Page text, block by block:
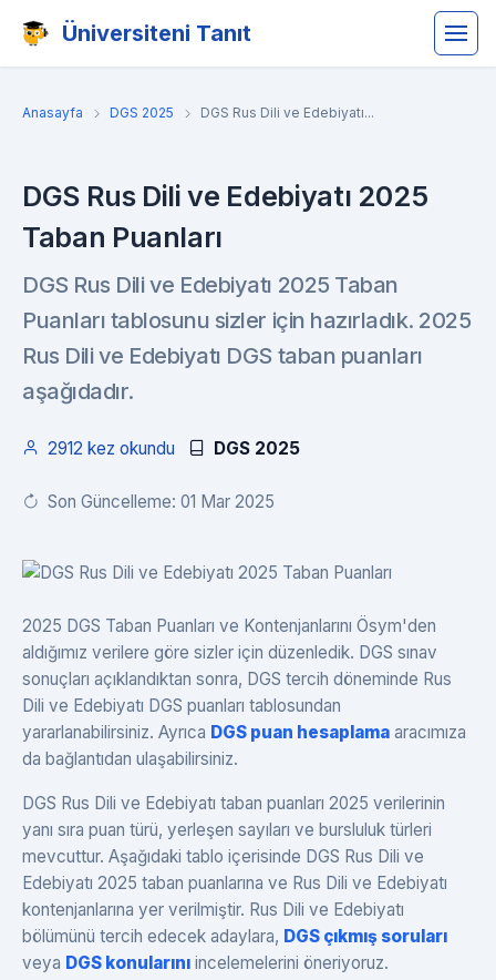
Üniversiteni Tanıt
Anasayfa DGS 2025 DGS Rus Dili ve Edebiyatı...
DGS Rus Dili ve Edebiyatı 2025
Taban Puanları
DGS Rus Dili ve Edebiyatı 2025 Taban
Puanları tablosunu sizler için hazırladık. 2025
Rus Dili ve Edebiyatı DGS taban puanları
aşağıdadır.
2912 kez okundu DGS 2025
Son Güncelleme: 01 Mar 2025
2025 DGS Taban Puanları ve Kontenjanlarını Ösym'den
aldığımız verilere göre sizler için düzenledik. DGS sınav
sonuçları açıklandıktan sonra, DGS tercih döneminde Rus
Dili ve Edebiyatı DGS puanları tablosundan
yararlanabilirsiniz. Ayrıca DGS puan hesaplama aracımıza
da bağlantıdan ulaşabilirsiniz.
DGS Rus Dili ve Edebiyatı taban puanları 2025 verilerinin
yanı sıra puan türü, yerleşen sayıları ve bursluluk türleri
mevcuttur. Aşağıdaki tablo içerisinde DGS Rus Dili ve
Edebiyatı 2025 taban puanlarına ve Rus Dili ve Edebiyatı
kontenjanlarına yer verilmiştir. Rus Dili ve Edebiyatı
bölümünü tercih edecek adaylara, DGS çıkmış soruları
veya DGS konularını incelemelerini öneriyoruz.